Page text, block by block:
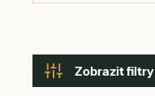
Zobrazit filtry